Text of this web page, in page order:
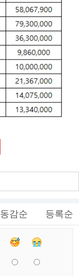
동감순 등록순